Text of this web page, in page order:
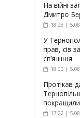
На війні
Дмитро
18:23 |
У
прав, сів
сп’яніння
18:00 |
Протікав
17:22 |